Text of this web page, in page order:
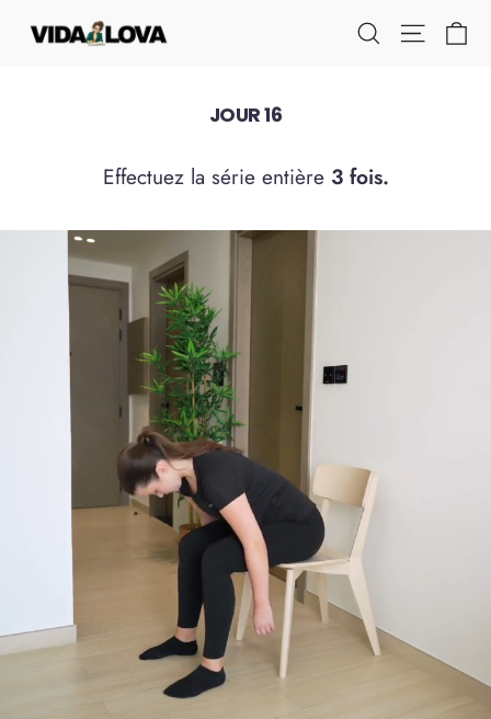
Suche
JOUR 16
Effectuez la série entière 3 fois.